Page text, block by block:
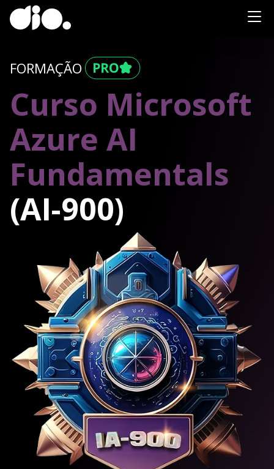
FORMAÇÃO
Curso Microsoft
Azure AI
Fundamentals
(AI-900)